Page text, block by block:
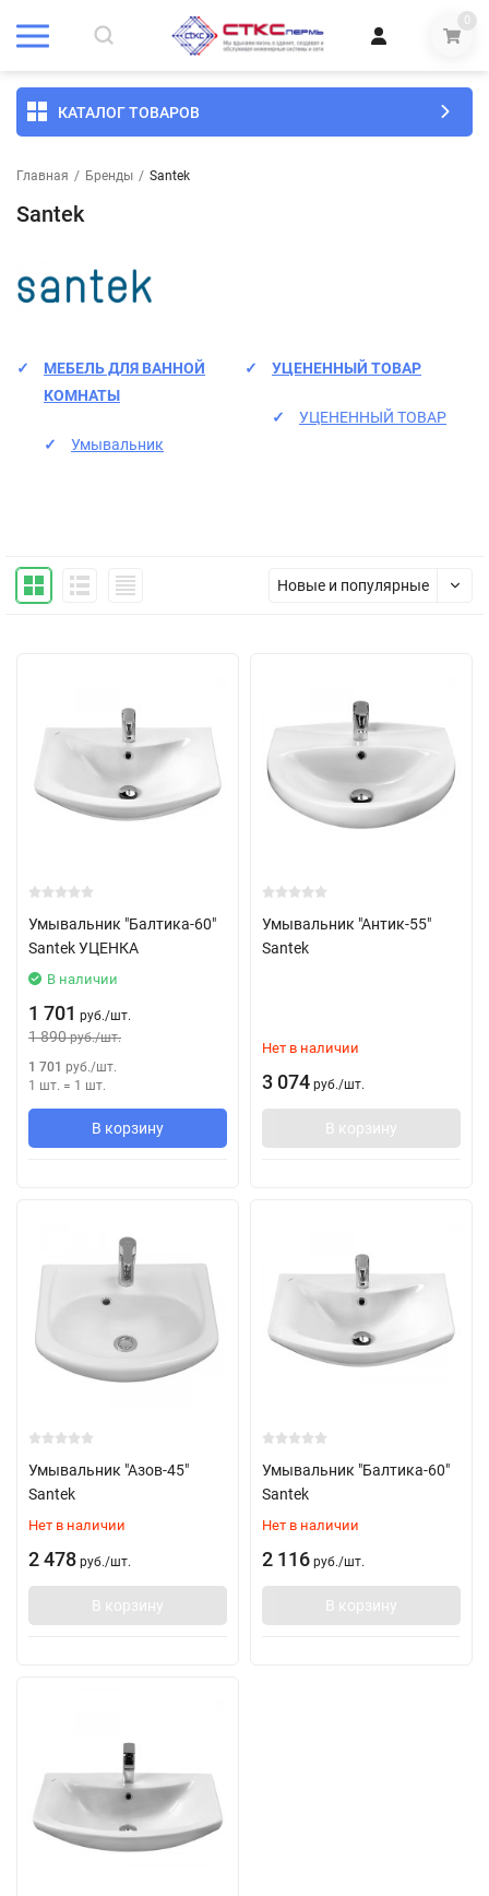
0
КАТАЛОГ ТОВАРОВ
Главная / Бренды / Santek
Santek
МЕБЕЛЬ ДЛЯ ВАННОЙ
КОМНАТЫ
Умывальник
УЦЕНЕННЫЙ ТОВАР
УЦЕНЕННЫЙ ТОВАР
Новые и популярные
Умывальник "Балтика-60"
Santek УЦЕНКА
В наличии
1 701 руб./шт.
1 890 руб./шт.
1 701 руб./шт.
1 шт. = 1 шт.
В корзину
Умывальник "Антик-55"
Santek
Нет в наличии
3 074 руб./шт.
В корзину
Умывальник "Азов-45"
Santek
Нет в наличии
2 478 руб./шт.
В корзину
Умывальник "Балтика-60"
Santek
Нет в наличии
2 116 руб./шт.
В корзину